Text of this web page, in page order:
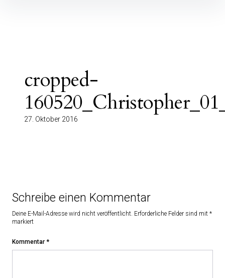
cropped-
27. Oktober 2016
Schreibe einen Kommentar
Deine E-Mail-Adresse wird nicht veröffentlicht. Erforderliche Felder sind mit *
markiert
Kommentar *